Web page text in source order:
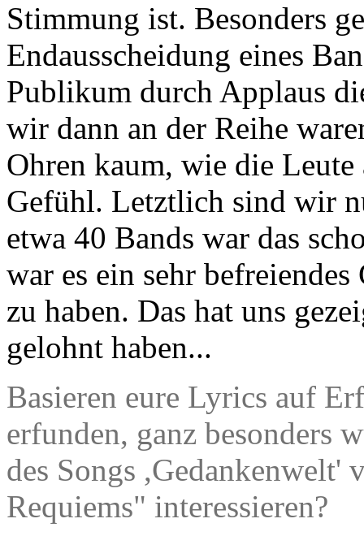
Stimmung ist. Besonders
Endausscheidung eines
Publikum durch Applaus
wir dann an der Reihe
Ohren kaum, wie die
Gefühl. Letztlich sind wir
etwa 40 Bands war das
war es ein sehr
zu haben. Das hat uns
gelohnt haben...
Basieren eure Lyrics auf
erfunden, ganz besonders
des Songs ,Gedankenwelt'
Requiems" interessieren?